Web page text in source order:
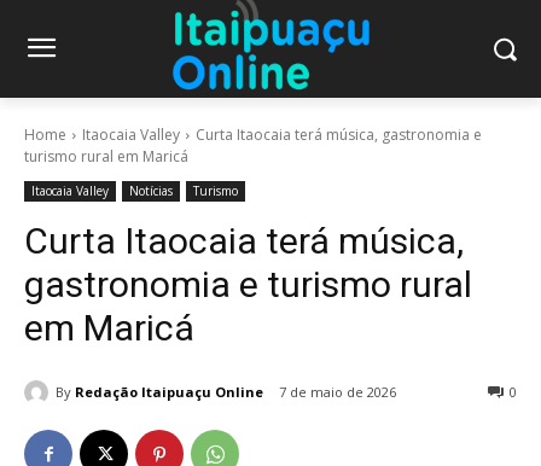
Home Itaocaia Valley
Curta Itaocaia terá música, gastronomia e
turismo rural em Maricá
Itaocaia Valley Notícias Turismo
Curta Itaocaia terá música,
gastronomia e turismo rural
em Maricá
By Redação Itaipuaçu Online 7 de maio de 2026 0